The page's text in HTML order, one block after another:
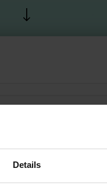
Details